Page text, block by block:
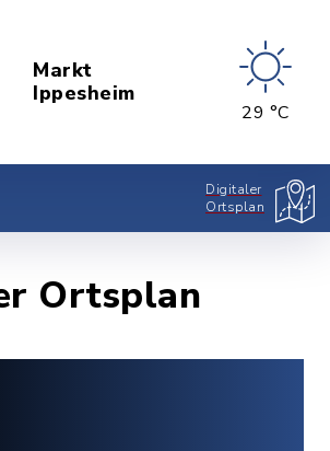
Markt
Ippesheim
29 °C
Digitaler
Ortsplan
Ortsplan